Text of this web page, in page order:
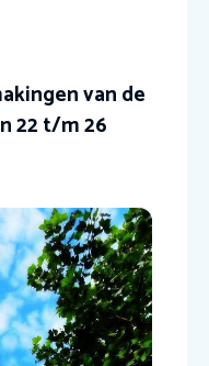
van de
22 t/m 26